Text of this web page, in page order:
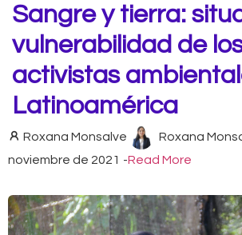
Sangre y tierra:
vulnerabilidad de
activistas
Latinoamérica
Roxana Monsalve Roxana
noviembre de 2021 -Read More